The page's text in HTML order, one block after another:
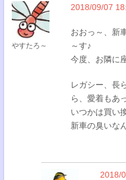
やすたろ～
2018/09/07
おおっ～、新
～す♪
今度、お隣に
レガシー、長
ら、愛着もあ
いつかは買い
新車の臭いな
2018/